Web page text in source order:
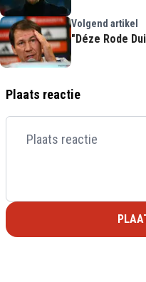
Volgend artikel
"Déze Rode
Plaats reactie